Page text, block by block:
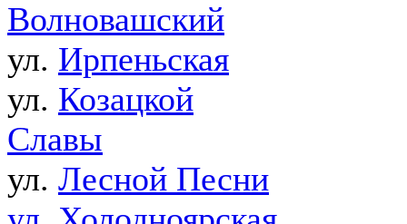
Волновашский
ул. Ирпеньская
ул. Козацкой
Славы
ул. Лесной Песни